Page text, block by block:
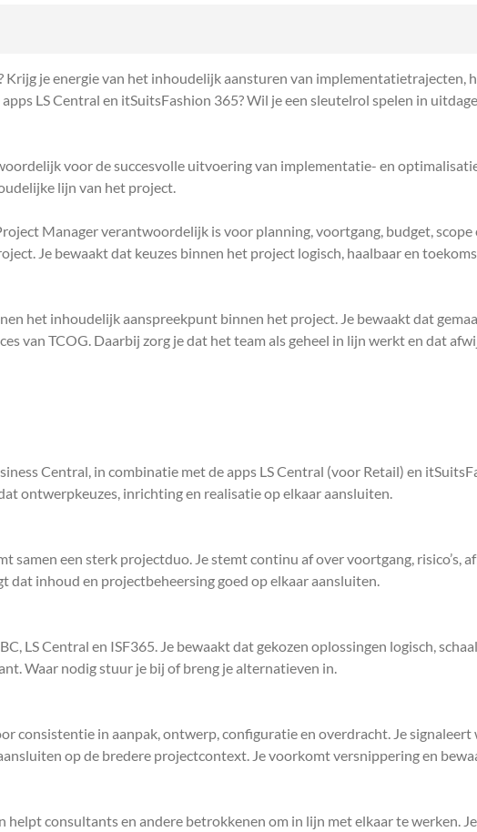
je energie van het inhoudelijk aansturen van implementatietrajecten,
LS Central en itSuitsFashion 365? Wil je een sleutelrol spelen in
voor de succesvolle uitvoering van implementatie- en
lijn van het project.
Manager verantwoordelijk is voor planning, voortgang, budget,
Je bewaakt dat keuzes binnen het project logisch, haalbaar en
het inhoudelijk aanspreekpunt binnen het project. Je bewaakt dat
van TCOG. Daarbij zorg je dat het team als geheel in lijn werkt en dat
Central, in combinatie met de apps LS Central (voor Retail) en
ontwerpkeuzes, inrichting en realisatie op elkaar aansluiten.
samen een sterk projectduo. Je stemt continu af over voortgang, risico’s,
dat inhoud en projectbeheersing goed op elkaar aansluiten.
LS Central en ISF365. Je bewaakt dat gekozen oplossingen logisch,
Waar nodig stuur je bij of breng je alternatieven in.
consistentie in aanpak, ontwerp, configuratie en overdracht. Je
op de bredere projectcontext. Je voorkomt versnippering en
helpt consultants en andere betrokkenen om in lijn met elkaar te werken.